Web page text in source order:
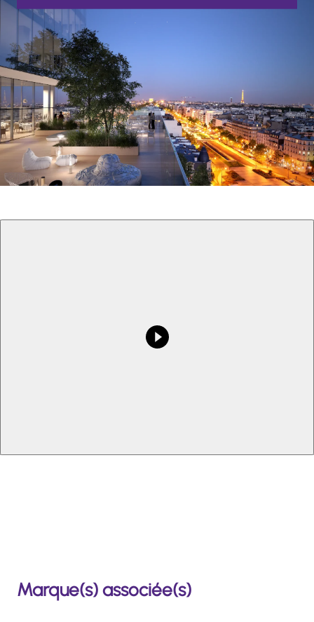
Lancer la vidéo
Marque(s) associée(s)